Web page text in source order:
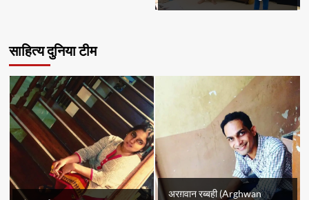
साहित्य दुनिया टीम
अरग़वान रब्बही (Arghwan